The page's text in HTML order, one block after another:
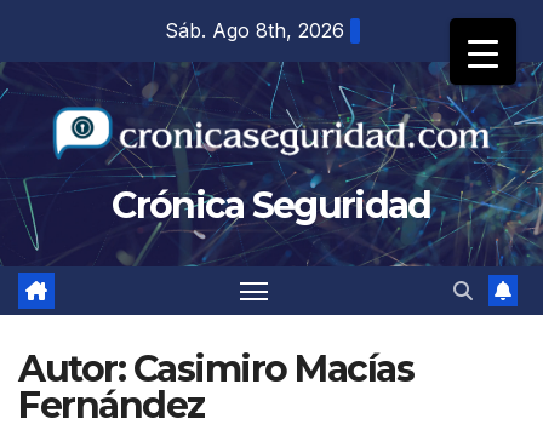
contenido
Sáb. Ago 8th, 2026
Crónica Seguridad
Autor:Casimiro Macías
Fernández